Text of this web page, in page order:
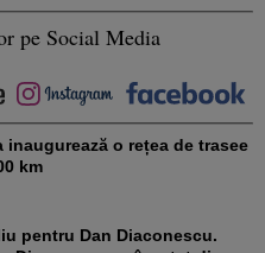
pe Social Media
km